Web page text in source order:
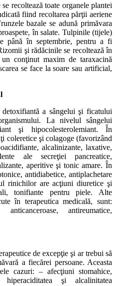
recoltează toate organele plantei
fiind recoltarea părţii aeriene
bazale se adună primăvara
în salate. Tulpinile (tijele)
până în septembrie, pentru a fi
şi rădăcinile se recoltează în
conţinut maxim de taraxacină
se face la soare sau artificial,
a sângelui şi ficatului
La nivelul sângelui
şi hipocolesterolemiant. În
coleretice şi colagoge (favorizând
alcalinizante, laxative,
ale secreţiei pancreatice,
aperitive şi tonic amare. În
antidiabetice, antiplachetare
rinichilor are acţiuni diuretice şi
tonifiante pentru piele. Alte
în terapeutica medicală, sunt:
anticanceroase, antireumatice,
de excepţie şi ar trebui să
a fiecărei persoane. Aceasta
cazuri: – afecţiuni stomahice,
şi alcalinitatea